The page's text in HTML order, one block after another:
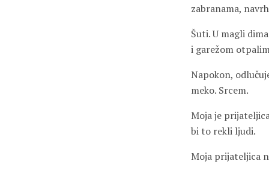
zabranama,
Šuti. U magli
i garežom
Napokon,
meko. Srcem.
Moja je
bi to rekli ljudi.
Moja prijateljica